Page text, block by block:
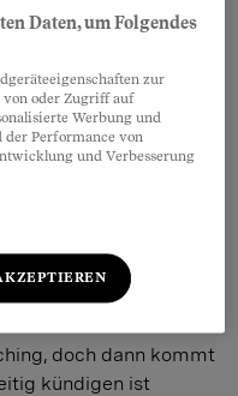
und
wie los – im Studio
doch dann kommt
kündigen ist
Daten, um Folgendes
zur
oder Zugriff auf
Werbung und
der Performance von
und Verbesserung